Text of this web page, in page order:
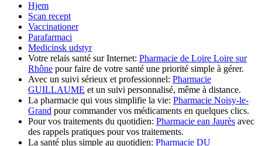
Hjem
Scan recept
Vaccinationer
Parafarmaci
Medicinsk udstyr
Votre relais santé sur Internet: Pharmacie de Loire Loire sur
Rhône pour faire de votre santé une priorité simple à gérer.
Avec un suivi sérieux et professionnel: Pharmacie
GUILLAUME et un suivi personnalisé, même à distance.
La pharmacie qui vous simplifie la vie: Pharmacie Noisy-le-
Grand pour commander vos médicaments en quelques clics.
Pour vos traitements du quotidien: Pharmacie ean Jaurès avec
des rappels pratiques pour vos traitements.
La santé plus simple au quotidien: Pharmacie DU